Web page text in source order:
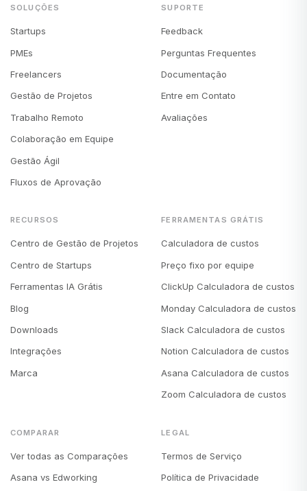
SOLUÇÕES
Startups
PMEs
Freelancers
Gestão de Projetos
Trabalho Remoto
Colaboração em Equipe
Gestão Ágil
Fluxos de Aprovação
SUPORTE
Feedback
Perguntas Frequentes
Documentação
Entre em Contato
Avaliações
RECURSOS
Centro de Gestão de Projetos
Centro de Startups
Ferramentas IA Grátis
Blog
Downloads
Integrações
Marca
FERRAMENTAS GRÁTIS
Calculadora de custos
Preço fixo por equipe
ClickUp Calculadora de custos
Monday Calculadora de custos
Slack Calculadora de custos
Notion Calculadora de custos
Asana Calculadora de custos
Zoom Calculadora de custos
COMPARAR
Ver todas as Comparações
Asana vs Edworking
LEGAL
Termos de Serviço
Política de Privacidade